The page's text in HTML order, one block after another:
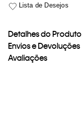
Detalhes do Produto
Envios e Devoluções
Avaliações